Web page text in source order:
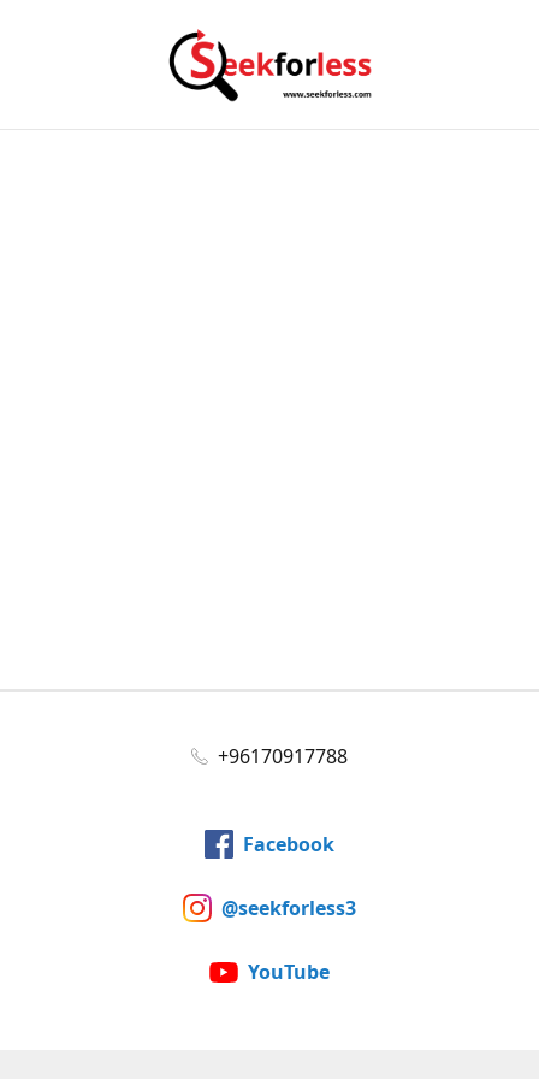
+96170917788
Facebook
@seekforless3
YouTube